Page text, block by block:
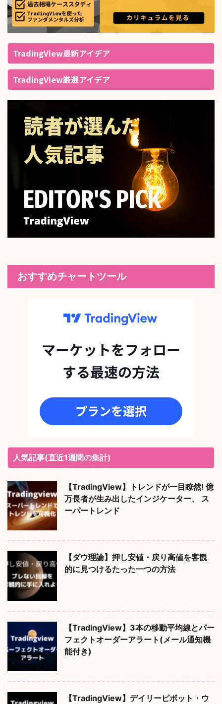
TradingView最新アイデア
TradingView厳選アイデア
おすすめチャートツール
人気記事(直近1週間の集計)
【TradingView】トレンドが一目瞭然! 億
万長者が生み出したインジケーター、 ス
ーパートレンド
【ダウ理論】押し安値・戻り高値を客観
的に見つけるたった一つの方法
【TradingView】3本の移動平均線とパー
フェクトオーダーアラート(メール通知機
能付き)
【TradingView】デイリーピボット・ウ